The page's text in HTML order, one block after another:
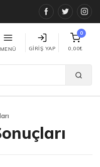
Facebook
Twitter
MENÜ GIRIŞ YAP
0
0,00₺